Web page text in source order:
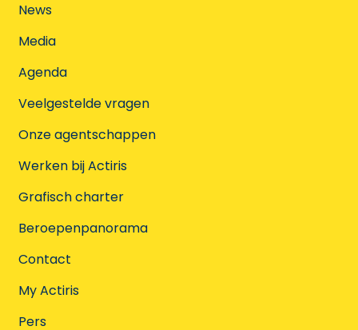
News
Media
Agenda
Veelgestelde vragen
Onze agentschappen
Werken bij Actiris
Grafisch charter
Beroepenpanorama
Contact
My Actiris
Pers